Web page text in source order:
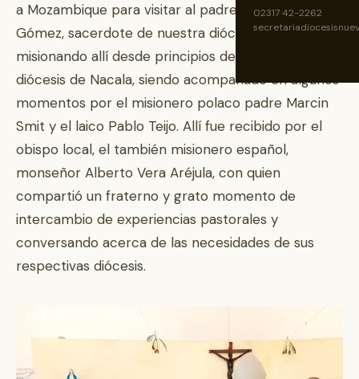
02317 42-2262
a Mozambique para visitar al padre Guillermo
Gómez, sacerdote de nuestra diócesis que está
misionando allí desde principios de este año en la
diócesis de Nacala, siendo acompañado en algunos
momentos por el misionero polaco padre Marcin
Smit y el laico Pablo Teijo. Allí fue recibido por el
obispo local, el también misionero español,
monseñor Alberto Vera Aréjula, con quien
compartió un fraterno y grato momento de
intercambio de experiencias pastorales y
conversando acerca de las necesidades de sus
respectivas diócesis.